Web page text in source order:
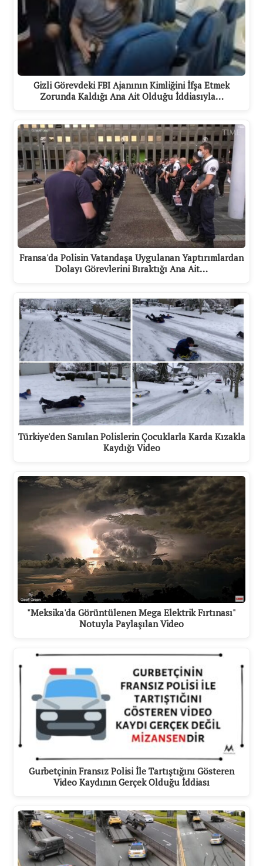
Gizli Görevdeki FBI Ajanının Kimliğini İfşa Etmek
Zorunda Kaldığı Ana Ait Olduğu İddiasıyla…
Fransa'da Polisin Vatandaşa Uygulanan Yaptırımlardan
Dolayı Görevlerini Bıraktığı Ana Ait…
Türkiye'den Sanılan Polislerin Çocuklarla Karda Kızakla
Kaydığı Video
"Meksika'da Görüntülenen Mega Elektrik Fırtınası"
Notuyla Paylaşılan Video
Gurbetçinin Fransız Polisi İle Tartıştığını Gösteren
Video Kaydının Gerçek Olduğu İddiası